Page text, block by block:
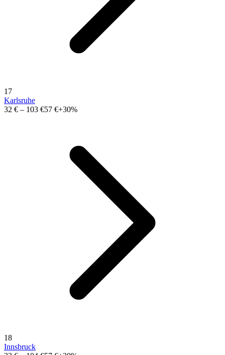
17
Karlsruhe
32 € – 103 €57 €+30%
18
Innsbruck